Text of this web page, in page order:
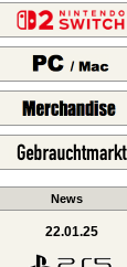
News
22.01.25